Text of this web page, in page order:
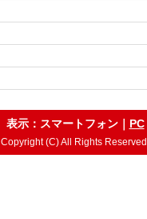
表示：スマートフォン｜ PC
Copyright (C) All Rights Reserved.